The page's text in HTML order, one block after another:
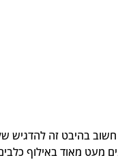
בהיבט זה להדגיש
כמובן מלאי כוונות טובות, אבל